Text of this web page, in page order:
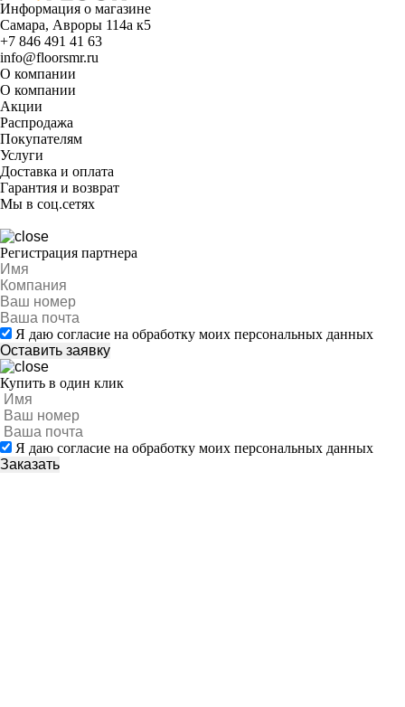
Информация о магазине
Самара, Авроры 114а к5
+7 846 491 41 63
info@floorsmr.ru
О компании
О компании
Акции
Распродажа
Покупателям
Услуги
Доставка и оплата
Гарантия и возврат
Мы в соц.сетях
Регистрация партнера
Я даю согласие на обработку моих персональных данных
Купить в один клик
Я даю согласие на обработку моих персональных данных